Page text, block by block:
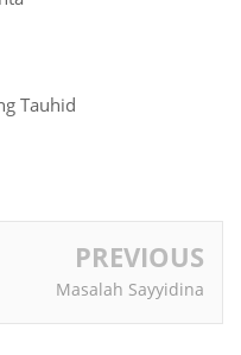
Tauhid
PREVIOUS
Masalah Sayyidina